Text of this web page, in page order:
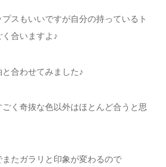
スもいいですが自分の持っているト
合いますよ♪
合わせてみました♪
く奇抜な色以外はほとんど合うと思
またガラリと印象が変わるので